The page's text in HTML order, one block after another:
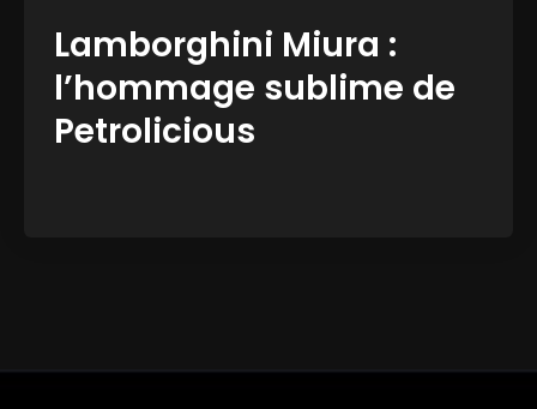
Lamborghini Miura :
l’hommage sublime de
Petrolicious